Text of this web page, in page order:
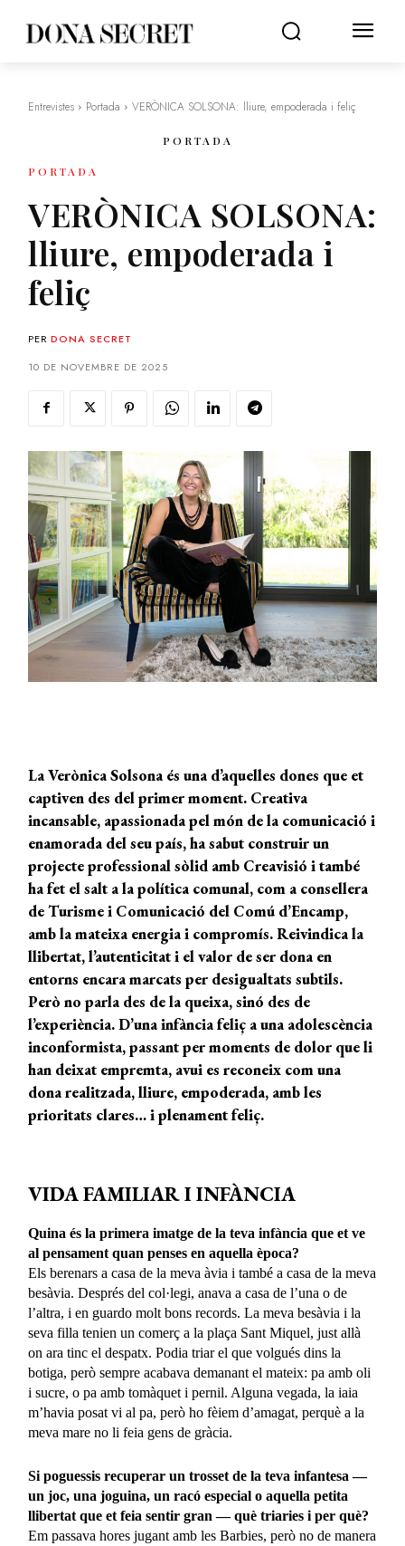
Entrevistes Portada VERÒNICA SOLSONA: lliure, empoderada i feliç
PORTADA
PORTADA
VERÒNICA SOLSONA:
lliure, empoderada i
feliç
PER DONA SECRET
10 DE NOVEMBRE DE 2025
LaVerònica Solsona és una d’aquelles dones que et
captiven des del primer moment. Creativa
incansable, apassionada pel món de la comunicació i
enamorada del seu país, ha sabut construir un
projecte professional sòlid amb Creavisió i també
ha fet el salt a la política comunal, com a consellera
de Turisme i Comunicació del Comú d’Encamp,
amb la mateixa energia i compromís. Reivindica la
llibertat, l’autenticitat i el valor de ser dona en
entorns encara marcats per desigualtats subtils.
Però no parla des de la queixa, sinó des de
l’experiència. D’una infància feliç a una adolescència
inconformista, passant per moments de dolor que li
han deixat empremta, avui es reconeix com una
dona realitzada, lliure, empoderada, amb les
prioritats clares… i plenament feliç.
VIDA FAMILIAR I INFÀNCIA
Quina és la primera imatge de la teva infància que et ve
al pensament quan penses en aquella època?
Els berenars a casa de la meva àvia i també a casa de la meva
besàvia. Després del col·legi, anava a casa de l’una o de
l’altra, i en guardo molt bons records. La meva besàvia i la
seva filla tenien un comerç a la plaça Sant Miquel, just allà
on ara tinc el despatx. Podia triar el que volgués dins la
botiga, però sempre acabava demanant el mateix: pa amb oli
i sucre, o pa amb tomàquet i pernil. Alguna vegada, la iaia
m’havia posat vi al pa, però ho fèiem d’amagat, perquè a la
meva mare no li feia gens de gràcia.
Si poguessis recuperar un trosset de la teva infantesa —
un joc, una joguina, un racó especial o aquella petita
llibertat que et feia sentir gran — què triaries i per què?
Em passava hores jugant amb les Barbies, però no de manera